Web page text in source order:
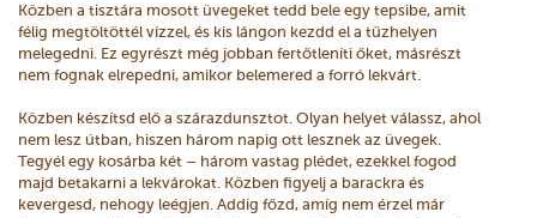
Közben a tisztára mosott üvegeket tedd bele egy tepsibe, amit
félig megtöltöttél vízzel, és kis lángon kezdd el a tűzhelyen
melegedni. Ez egyrészt még jobban fertőtleníti őket, másrészt
nem fognak elrepedni, amikor belemered a forró lekvárt.
Közben készítsd elő a szárazdunsztot. Olyan helyet válassz, ahol
nem lesz útban, hiszen három napig ott lesznek az üvegek.
Tegyél egy kosárba két – három vastag plédet, ezekkel fogod
majd betakarni a lekvárokat. Közben figyelj a barackra és
kevergesd, nehogy leégjen. Addig főzd, amíg nem érzel már